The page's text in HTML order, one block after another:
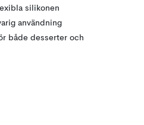
silikonen
användning
både desserter och